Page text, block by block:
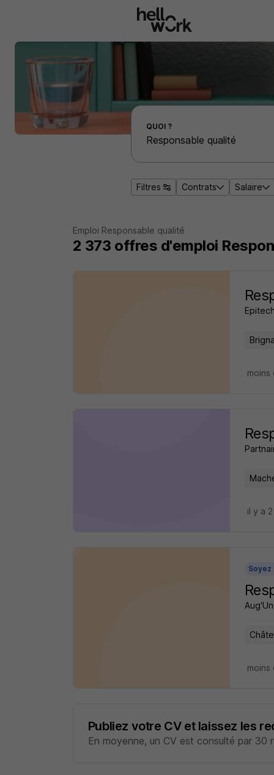
Effectuer une recherche d'emploi par localité
QUOI ?
Filtres Contrats Salaire
Emploi Responsable qualité
2 373 offres d'emploi
Epitech
moins
il y a
Soyez
moins
Publiez votre CV et laissez les
En moyenne, un CV est consulté par 30